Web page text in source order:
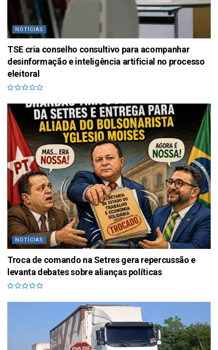
NOTÍCIAS
TSE cria conselho consultivo para acompanhar
desinformação e inteligência artificial no processo
eleitoral
NOTÍCIAS
Troca de comando na Setres gera repercussão e
levanta debates sobre alianças políticas